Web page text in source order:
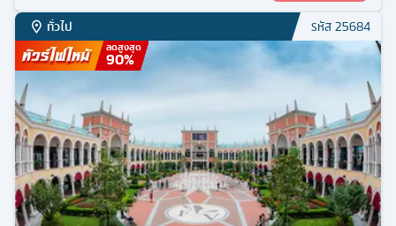
ทั่วไป รหัส25684
ลดสูงสุด
90%